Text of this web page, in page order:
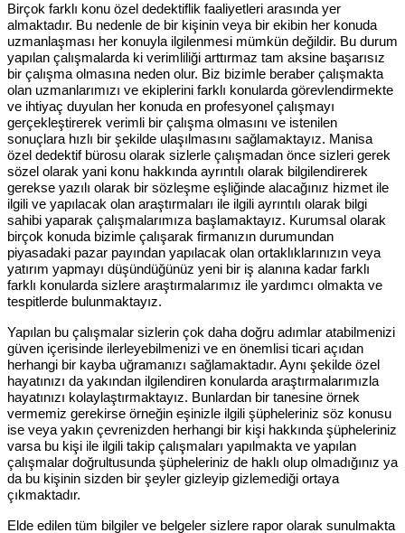
Birçok farklı konu özel dedektiflik faaliyetleri arasında yer
almaktadır. Bu nedenle de bir kişinin veya bir ekibin her konuda
uzmanlaşması her konuyla ilgilenmesi mümkün değildir. Bu durum
yapılan çalışmalarda ki verimliliği arttırmaz tam aksine başarısız
bir çalışma olmasına neden olur. Biz bizimle beraber çalışmakta
olan uzmanlarımızı ve ekiplerini farklı konularda görevlendirmekte
ve ihtiyaç duyulan her konuda en profesyonel çalışmayı
gerçekleştirerek verimli bir çalışma olmasını ve istenilen
sonuçlara hızlı bir şekilde ulaşılmasını sağlamaktayız. Manisa
özel dedektif bürosu olarak sizlerle çalışmadan önce sizleri gerek
sözel olarak yani konu hakkında ayrıntılı olarak bilgilendirerek
gerekse yazılı olarak bir sözleşme eşliğinde alacağınız hizmet ile
ilgili ve yapılacak olan araştırmaları ile ilgili ayrıntılı olarak bilgi
sahibi yaparak çalışmalarımıza başlamaktayız. Kurumsal olarak
birçok konuda bizimle çalışarak firmanızın durumundan
piyasadaki pazar payından yapılacak olan ortaklıklarınızın veya
yatırım yapmayı düşündüğünüz yeni bir iş alanına kadar farklı
farklı konularda sizlere araştırmalarımız ile yardımcı olmakta ve
tespitlerde bulunmaktayız.
Yapılan bu çalışmalar sizlerin çok daha doğru adımlar atabilmenizi
güven içerisinde ilerleyebilmenizi ve en önemlisi ticari açıdan
herhangi bir kayba uğramanızı sağlamaktadır. Aynı şekilde özel
hayatınızı da yakından ilgilendiren konularda araştırmalarımızla
hayatınızı kolaylaştırmaktayız. Bunlardan bir tanesine örnek
vermemiz gerekirse örneğin eşinizle ilgili şüpheleriniz söz konusu
ise veya yakın çevrenizden herhangi bir kişi hakkında şüpheleriniz
varsa bu kişi ile ilgili takip çalışmaları yapılmakta ve yapılan
çalışmalar doğrultusunda şüpheleriniz de haklı olup olmadığınız ya
da bu kişinin sizden bir şeyler gizleyip gizlemediği ortaya
çıkmaktadır.
Elde edilen tüm bilgiler ve belgeler sizlere rapor olarak sunulmakta